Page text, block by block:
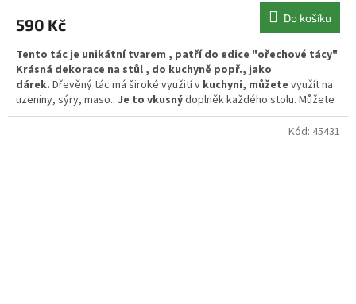
590 Kč Do košíku
Tento tác je unikátní tvarem , patří do edice "ořechové tácy"
Krásná dekorace na stůl , do kuchyně popř., jako
dárek. Dřevěný tác má široké využití v kuchyni, můžete využít na
uzeniny, sýry, maso.. Je to vkusnýdoplněk každého stolu. Můžete
také využít na oříšky, pistácie., ovoce, zeleninu., cokoliv kdo chce.
Kód: 45431